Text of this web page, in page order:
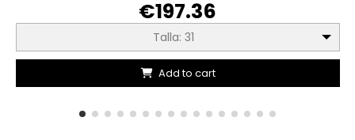
€197.36
Talla: 31
Add to cart